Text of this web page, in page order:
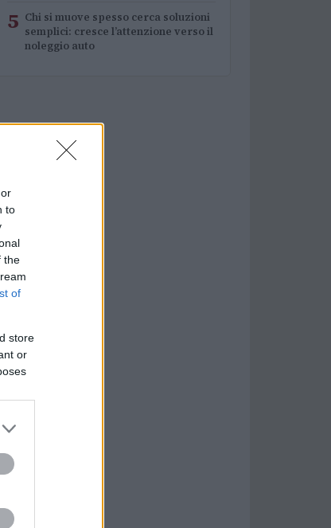
to
the
of
store
or
5 Chi si muove spesso cerca soluzioni
semplici: cresce l’attenzione verso il
noleggio auto